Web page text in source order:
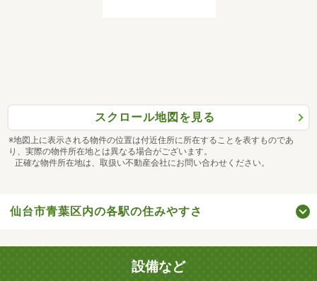
スクロール地図を見る
※地図上に表示される物件の位置は付近住所に所在することを表すものであ
り、実際の物件所在地とは異なる場合がございます。
正確な物件所在地は、取扱い不動産会社にお問い合わせください。
仙台市青葉区内の各駅の住みやすさ
設備など